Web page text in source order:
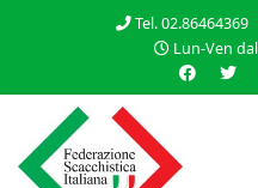
Tel. 02.86464369
Lun-Ven